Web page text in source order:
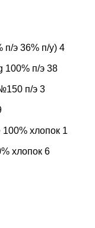
п/э 36% п/у) 4
100% п/э 38
п/э 3
хлопок 1
хлопок 6